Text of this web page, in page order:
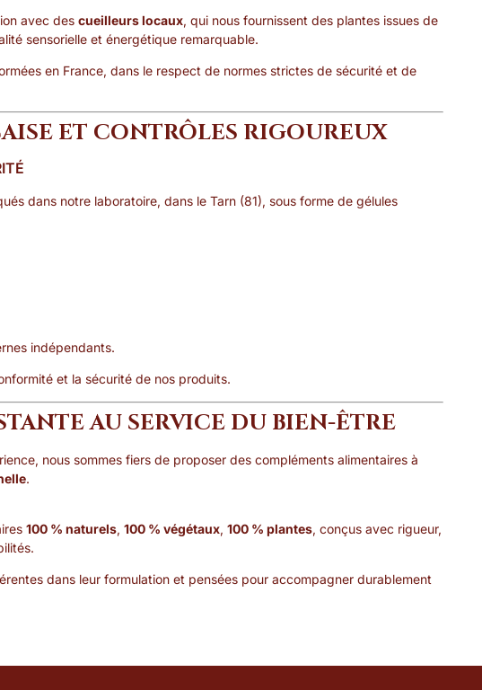
avec des cueilleurs locaux, qui nous fournissent des plantes issues de
sensorielle et énergétique remarquable.
en France, dans le respect de normes strictes de sécurité et de
ET CONTRÔLES RIGOUREUX
dans notre laboratoire, dans le Tarn (81), sous forme de gélules
indépendants.
et la sécurité de nos produits.
AU SERVICE DU BIEN-ÊTRE
nous sommes fiers de proposer des compléments alimentaires à
.
100 % naturels, 100 % végétaux, 100 % plantes, conçus avec rigueur,
dans leur formulation et pensées pour accompagner durablement